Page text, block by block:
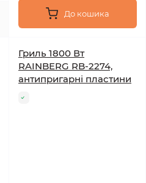
До кошика
Гриль 1800 Вт
RAINBERG RB-2274,
антипригарні пластини